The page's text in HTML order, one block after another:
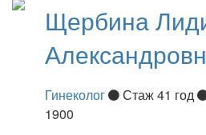
Щербина
Гинеколог Стаж 41 год
1900